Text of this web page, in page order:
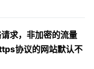
求，非加密的流量
协议的网站默认不